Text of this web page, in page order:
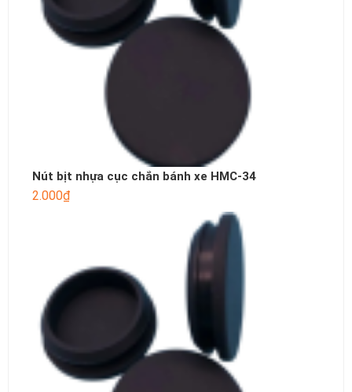
Nút bịt nhựa cục chắn bánh xe HMC-34
2.000₫